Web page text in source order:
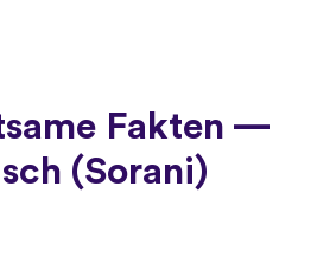
Fakten —
(Sorani)